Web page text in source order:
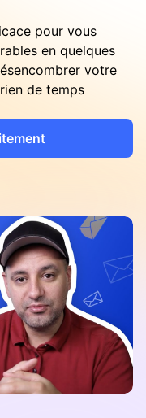
pour vous
en quelques
votre
de temps